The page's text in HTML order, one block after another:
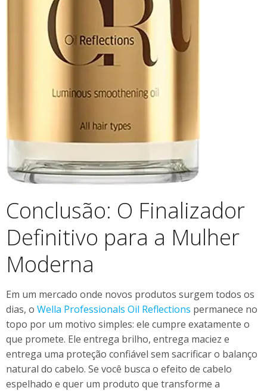
Conclusão: O Finalizador
Definitivo para a Mulher
Moderna
Em um mercado onde novos produtos surgem todos os
dias, o Wella Professionals Oil Reflections permanece no
topo por um motivo simples: ele cumpre exatamente o
que promete. Ele entrega brilho, entrega maciez e
entrega uma proteção confiável sem sacrificar o balanço
natural do cabelo. Se você busca o efeito de cabelo
espelhado e quer um produto que transforme a